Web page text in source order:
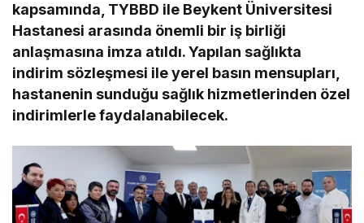
kapsamında, TYBBD ile Beykent Üniversitesi
Hastanesi arasında önemli bir iş birliği
anlaşmasına imza atıldı. Yapılan sağlıkta
indirim sözleşmesi ile yerel basın mensupları,
hastanenin sunduğu sağlık hizmetlerinden özel
indirimlerle faydalanabilecek.